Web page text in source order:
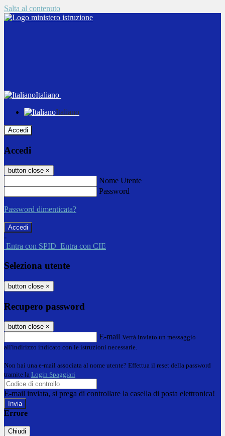
Salta al contenuto
Italiano
Italiano
Accedi
Accedi
button close ×
Nome Utente
Password
Password dimenticata?
-
Entra con SPID Entra con CIE
Seleziona utente
button close ×
Recupero password
button close ×
E-mail Verrà inviato un messaggio
all'indirizzo indicato con le istruzioni necessarie.
Non hai una e-mail associata al nome utente? Effettua il reset della password
tramite la Login Spaggiari
E-mail inviata, si prega di controllare la casella di posta elettronica!
Errore
Chiudi